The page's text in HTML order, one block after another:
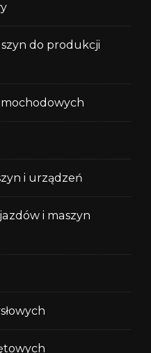
do produkcji
i urządzeń
i maszyn